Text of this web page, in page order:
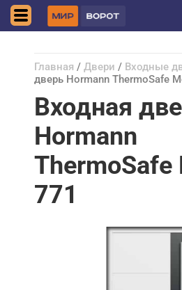
Главная / Двери / Входные
дверь Hormann ThermoSafe
Входная
Hormann
771